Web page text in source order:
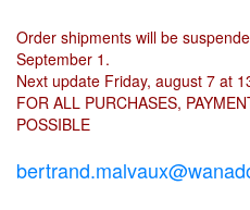
Order shipments will be
September 1.
Next update Friday, august 7 at
FOR ALL PURCHASES,
POSSIBLE